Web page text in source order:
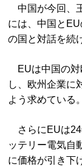
中国が今回、
には、中国と
の国と対話を続
EUは中国の対
し、欧州企業に
よう求めている。
さらにEUは24
ッテリー電気自
に価格が引き下